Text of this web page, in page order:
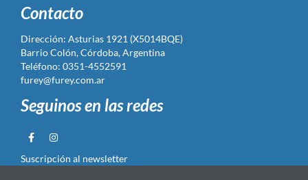
Contacto
Dirección: Asturias 1921 (X5014BQE)
Barrio Colón, Córdoba, Argentina
Teléfono: 0351-4552591
furey@furey.com.ar
Seguinos en las redes
Suscripción al newsletter